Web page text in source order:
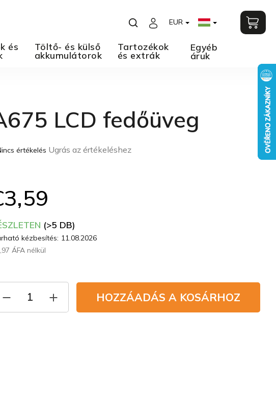
EUR
és Töltő- és külső
akkumulátorok
Tartozékok
és extrák
Egyéb
áruk
LCD fedőüveg
értékelés Ugrás az értékeléshez
(>5 DB)
kézbesítés: 11.08.2026
ÁFA nélkül
HOZZÁADÁS A KOSÁRHOZ